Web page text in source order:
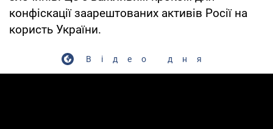
конфіскації заарештованих активів Росії на
користь України.
Відео дня